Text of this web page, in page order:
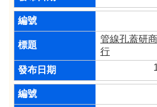
管線孔蓋研
行